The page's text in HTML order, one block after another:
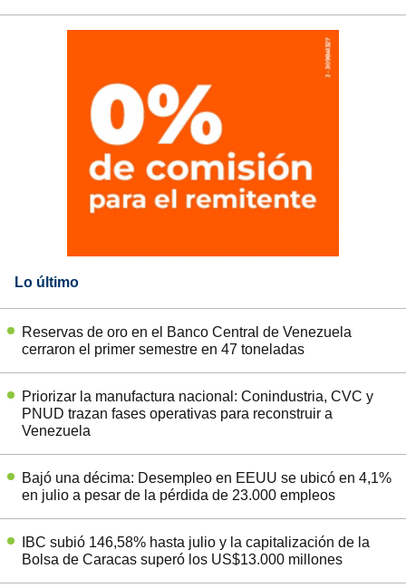
Lo último
Reservas de oro en el Banco Central de Venezuela
cerraron el primer semestre en 47 toneladas
Priorizar la manufactura nacional: Conindustria, CVC y
PNUD trazan fases operativas para reconstruir a
Venezuela
Bajó una décima: Desempleo en EEUU se ubicó en 4,1%
en julio a pesar de la pérdida de 23.000 empleos
IBC subió 146,58% hasta julio y la capitalización de la
Bolsa de Caracas superó los US$13.000 millones